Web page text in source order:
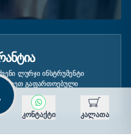
კონტაქტი კალათა
ᲚᲣᲠᲯᲘ ᲘᲜᲡᲢᲠᲣᲛᲔᲜᲢᲘ
ᲒᲐᲤᲐᲠᲗᲝᲔᲑᲣᲚᲘ